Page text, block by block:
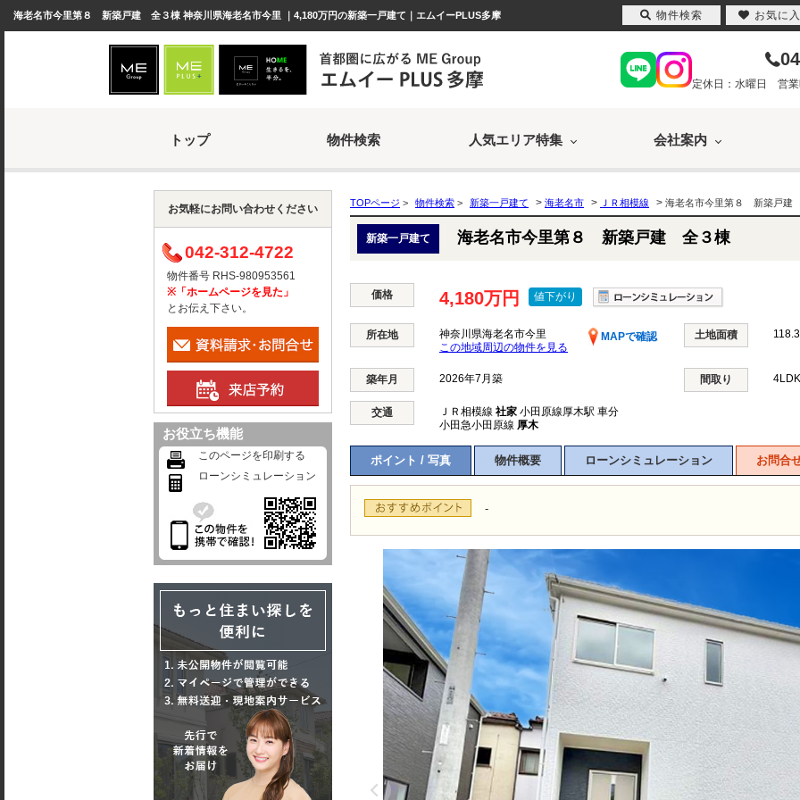
海老名市今里第８ 新築戸建 全３棟 神奈川県海老名市今里 ｜4,180万円の新築一戸建て｜エムイーPLUS多摩
定休日：水曜日 営
トップ 物件検索 人気エリア特集 会社案内
TOPページ > 物件検索 > 新築一戸建て > 海老名市 > ＪＲ相模線 > 海老名市今里第８ 新築戸建
新築一戸建て 海老名市今里第８ 新築戸建 全３棟
価格 4,180万円 値下がり
所在地 神奈川県海老名市今里
MAPで確認
この地域周辺の物件を見る
土地面積
築年月 2026年7月築 間取り
交通 ＪＲ相模線 社家 小田原線厚木駅 車分
小田急小田原線 厚木
ポイント / 写真 物件概要 ローンシミュレーション お問合
-
お気軽にお問い合わせください
042-312-4722
物件番号 RHS-980953561
※「ホームページを見た」
とお伝え下さい。
お役立ち機能
このページを印刷する
ローンシミュレーション
物件検索 お気に